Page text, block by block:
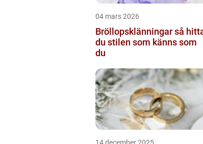
04 mars 2026
Bröllopsklänningar så hittar
du stilen som känns som
du